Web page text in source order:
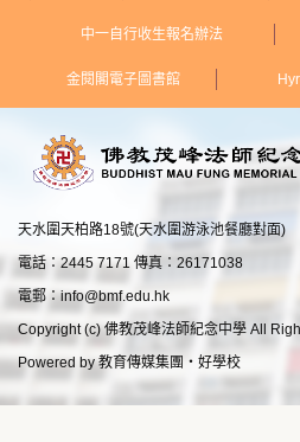
中一自行收生報名辦法
金閱閣電子圖書館
天水圍天柏路18號(天水圍游泳池餐廳對面)
電話：2445 7171 傳真：26171038
電郵：info@bmf.edu.hk
Copyright (c) 佛教茂峰法師紀念中學 All
Powered by教育傳媒集團 ‧ 好學校